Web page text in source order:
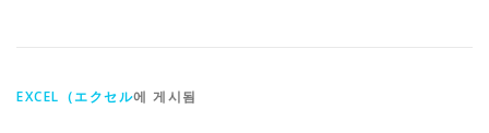
EXCEL（エクセル에 게시됨